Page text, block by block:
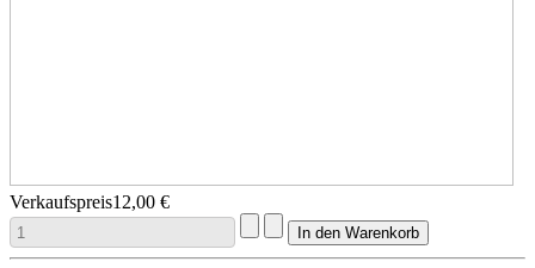
Verkaufspreis12,00 €